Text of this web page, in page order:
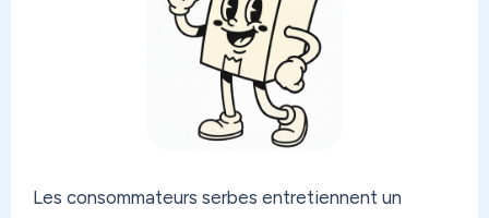
Les consommateurs serbes entretiennent un